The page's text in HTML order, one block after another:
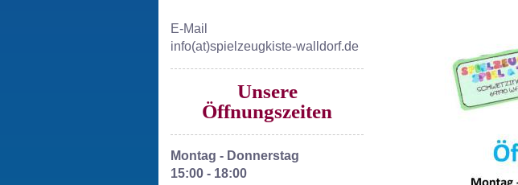
E-Mail
info(at)spielzeugkiste-walldorf.de
Unsere
Öffnungszeiten
Montag - Donnerstag
15:00 - 18:00